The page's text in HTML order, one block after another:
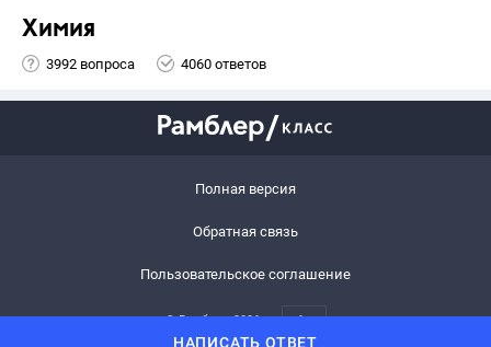
НАПИСАТЬ ОТВЕТ
Химия
3992 вопроса 4060 ответов
Полная версия
Обратная связь
Пользовательское соглашение
© Рамблер,2026 6+